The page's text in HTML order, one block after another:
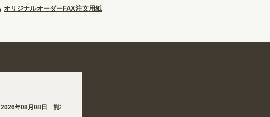
オリジナルオーダーFAX注文用紙
08月08日 熊本地方を震源とする地震の影響で、各地において道路状況の悪化や交通規制によ